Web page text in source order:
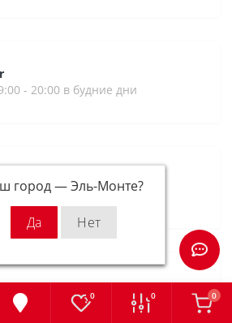
город —Эль-Монте?
0 0 0
- 20:00 в будние дни
возможен возврат
доставка
10 000р. по всей России